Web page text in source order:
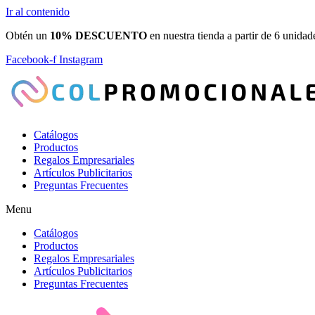
Ir al contenido
Obtén un 10% DESCUENTO en nuestra tienda a partir de 6
Facebook-f Instagram
Catálogos
Productos
Regalos Empresariales
Artículos Publicitarios
Preguntas Frecuentes
Menu
Catálogos
Productos
Regalos Empresariales
Artículos Publicitarios
Preguntas Frecuentes